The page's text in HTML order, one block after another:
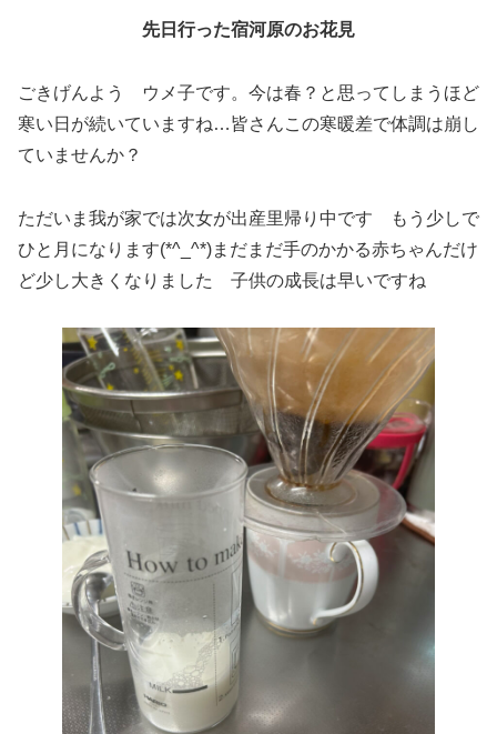
先日行った宿河原のお花見
ごきげんよう ウメ子です。今は春？と思ってしまうほど
寒い日が続いていますね…皆さんこの寒暖差で体調は崩し
ていませんか？
ただいま我が家では次女が出産里帰り中です もう少しで
ひと月になります(*^_^*)まだまだ手のかかる赤ちゃんだけ
ど少し大きくなりました 子供の成長は早いですね